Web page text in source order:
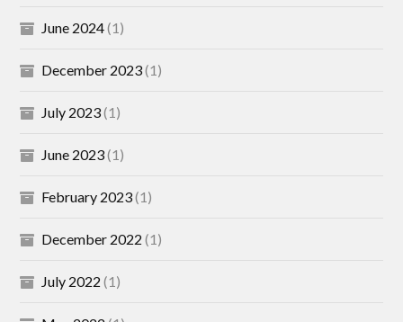
June 2024(1)
December 2023(1)
July 2023(1)
June 2023(1)
February 2023(1)
December 2022 (1)
July 2022 (1)